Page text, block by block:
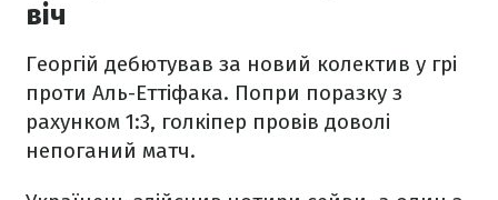
віч
Георгій дебютував за новий колектив у грі
проти Аль-Еттіфака. Попри поразку з
рахунком 1:3, голкіпер провів доволі
непоганий матч.